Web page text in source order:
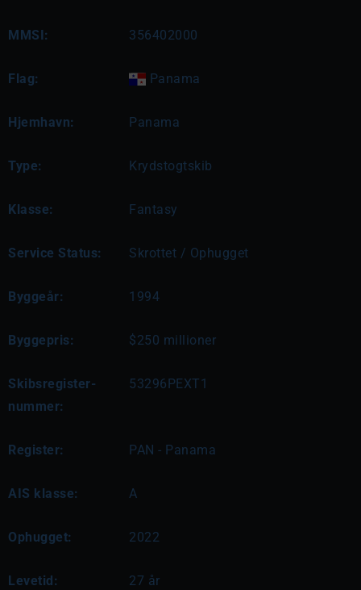
MMSI: 356402000
Flag: Panama
Hjemhavn: Panama
Type: Krydstogtskib
Klasse: Fantasy
Service Status: Skrottet / Ophugget
Byggeår: 1994
Byggepris: $250 millioner
Skibsregister-
nummer:
53296PEXT1
Register: PAN - Panama
AIS klasse: A
Ophugget: 2022
Levetid: 27 år